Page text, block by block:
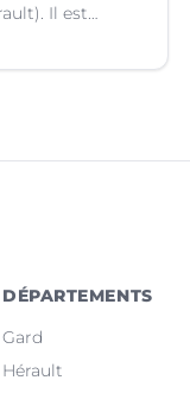
Il est
DÉPARTEMENTS
Gard
Hérault